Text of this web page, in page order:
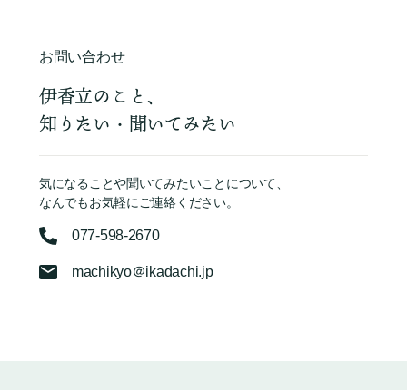
お問い合わせ
伊香立のこと、
知りたい・聞いてみたい
気になることや聞いてみたいことについて、
なんでもお気軽にご連絡ください。
077-598-2670
machikyo＠ikadachi.jp